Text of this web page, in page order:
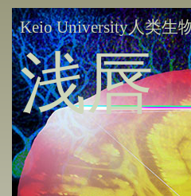
Keio University人类生
浅唇